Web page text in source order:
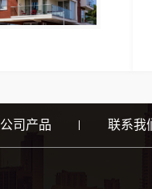
公司产品 联系我